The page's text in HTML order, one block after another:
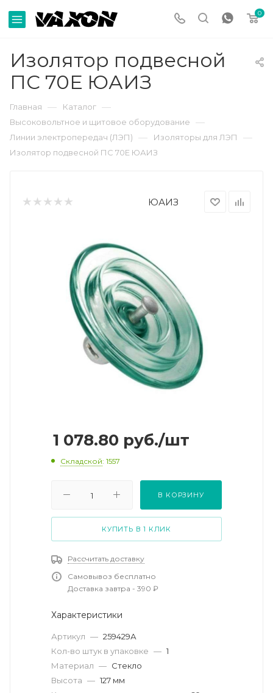
0
Изолятор подвесной
ПС 70Е ЮАИЗ
Главная — Каталог —
Высоковольтное и щитовое оборудование —
Линии электропередач (ЛЭП) — Изоляторы для ЛЭП —
Изолятор подвесной ПС 70Е ЮАИЗ
ЮАИЗ
1 078.80 руб./шт
Складской: 1557
В КОРЗИНУ
КУПИТЬ В 1 КЛИК
Рассчитать доставку
Самовывоз бесплатно
Доставка завтра - 390 ₽
Характеристики
Артикул — 259429А
Кол-во штук в упаковке — 1
Материал — Стекло
Высота — 127 мм